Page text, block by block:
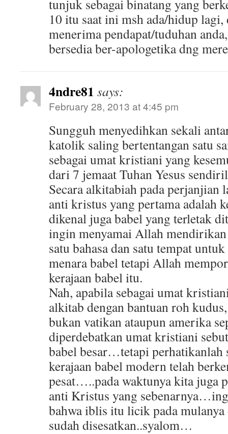
tunjuk sebagai binatang yang
10 itu saat ini msh ada/hidup
menerima pendapat/tuduhan
bersedia ber-apologetika dng
4ndre81 says:
February 28, 2013 at 4:45 pm
Sungguh menyedihkan sekali
katolik saling bertentangan satu
sebagai umat kristiani yang
dari 7 jemaat Tuhan Yesus
Secara alkitabiah pada perjanjian
anti kristus yang pertama adalah
dikenal juga babel yang terletak
ingin menyamai Allah mendirikan
satu bahasa dan satu tempat
menara babel tetapi Allah
kerajaan babel itu.
Nah, apabila sebagai umat
alkitab dengan bantuan roh
bukan vatikan ataupun amerika
diperdebatkan umat kristiani
babel besar…tetapi perhatikanlah
kerajaan babel modern telah
pesat…..pada waktunya kita juga
anti Kristus yang
bahwa iblis itu licik pada
sudah disesatkan..syalom…